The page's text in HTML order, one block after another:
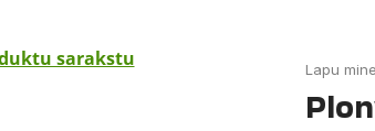
sarakstu Lapu